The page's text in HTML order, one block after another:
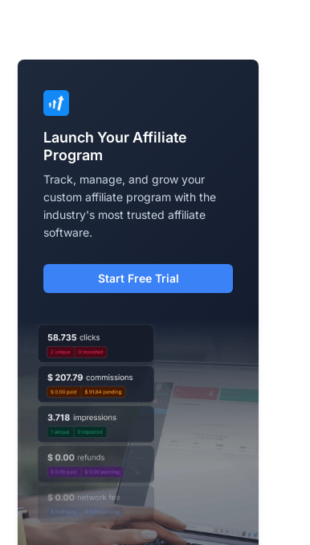
Launch Your Affiliate
Program
Track, manage, and grow your
custom affiliate program with the
industry's most trusted affiliate
software.
Start Free Trial